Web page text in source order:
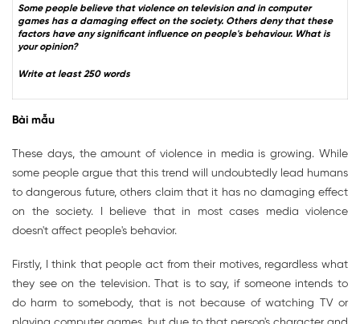
Some people believe that violence on television and in computer
games has a damaging effect on the society. Others deny that these
factors have any significant influence on people's behaviour. What is
your opinion?
Write at least 250 words
Bài mẫu
These days, the amount of violence in media is growing. While
some people argue that this trend will undoubtedly lead humans
to dangerous future, others claim that it has no damaging effect
on the society. I believe that in most cases media violence
doesn't affect people's behavior.
Firstly, I think that people act from their motives, regardless what
they see on the television. That is to say, if someone intends to
do harm to somebody, that is not because of watching TV or